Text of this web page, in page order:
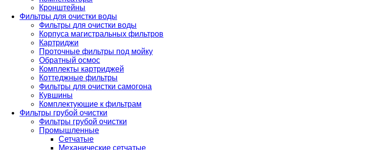
Кронштейны
Фильтры для очистки воды
Фильтры для очистки воды
Корпуса магистральных фильтров
Картриджи
Проточные фильтры под мойку
Обратный осмос
Комплекты картриджей
Коттеджные фильтры
Фильтры для очистки самогона
Кувшины
Комплектующие к фильтрам
Фильтры грубой очистки
Фильтры грубой очистки
Промышленные
Сетчатые
Механические сетчатые